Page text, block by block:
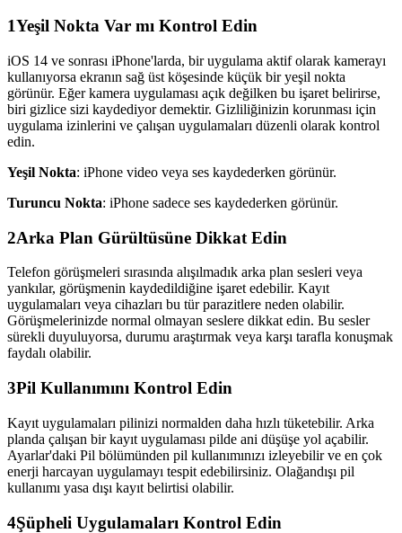
1Yeşil Nokta Var mı Kontrol Edin
iOS 14 ve sonrası iPhone'larda, bir uygulama aktif olarak kamerayı
kullanıyorsa ekranın sağ üst köşesinde küçük bir yeşil nokta
görünür. Eğer kamera uygulaması açık değilken bu işaret belirirse,
biri gizlice sizi kaydediyor demektir. Gizliliğinizin korunması için
uygulama izinlerini ve çalışan uygulamaları düzenli olarak kontrol
edin.
Yeşil Nokta: iPhone video veya ses kaydederken görünür.
Turuncu Nokta: iPhone sadece ses kaydederken görünür.
2Arka Plan Gürültüsüne Dikkat Edin
Telefon görüşmeleri sırasında alışılmadık arka plan sesleri veya
yankılar, görüşmenin kaydedildiğine işaret edebilir. Kayıt
uygulamaları veya cihazları bu tür parazitlere neden olabilir.
Görüşmelerinizde normal olmayan seslere dikkat edin. Bu sesler
sürekli duyuluyorsa, durumu araştırmak veya karşı tarafla konuşmak
faydalı olabilir.
3Pil Kullanımını Kontrol Edin
Kayıt uygulamaları pilinizi normalden daha hızlı tüketebilir. Arka
planda çalışan bir kayıt uygulaması pilde ani düşüşe yol açabilir.
Ayarlar'daki Pil bölümünden pil kullanımınızı izleyebilir ve en çok
enerji harcayan uygulamayı tespit edebilirsiniz. Olağandışı pil
kullanımı yasa dışı kayıt belirtisi olabilir.
4Şüpheli Uygulamaları Kontrol Edin